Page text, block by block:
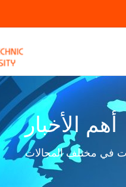
أهم الأخبار
في مختلف المجالات